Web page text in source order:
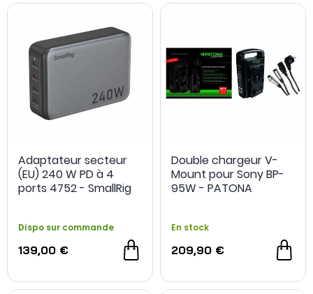
Adaptateur secteur
(EU) 240 W PD à 4
ports 4752 - SmallRig
Dispo sur commande
139,00 €
Double chargeur V-
Mount pour Sony BP-
95W - PATONA
En stock
209,90 €